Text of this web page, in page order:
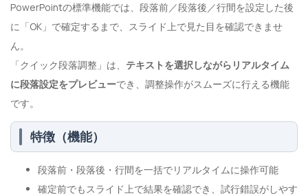
PowerPointの標準機能では、段落前／段落後／行間を設定した後
に「OK」で確定するまで、スライド上で見た目を確認できませ
ん。
「クイック段落調整」は、 テキストを選択しながらリアルタイム
に段落設定をプレビューでき、調整操作がスムーズに行える機能
です。
特徴（機能）
段落前・段落後・行間を一括でリアルタイムに操作可能
確定前でもスライド上で結果を確認でき、試行錯誤がしやす